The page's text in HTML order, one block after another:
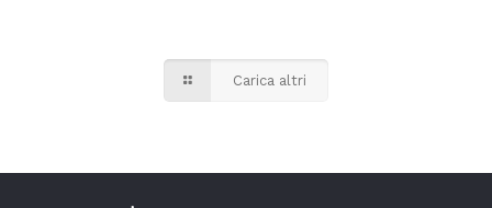
Carica altri